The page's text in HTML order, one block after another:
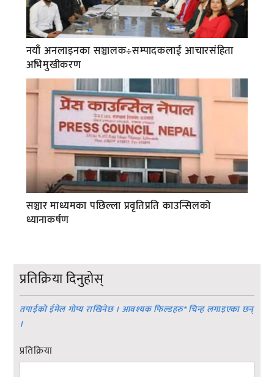
नयाँ अनलाइनका सञ्चालक÷सम्पादकलाई आचारसंहिता
अभिमुखीकरण
सञ्चार माध्यमका पछिल्ला प्रवृतिप्रति काउन्सिलको
ध्यानाकर्षण
प्रतिक्रिया दिनुहोस्
तपाईको ईमेल गोप्य राखिनेछ । आवश्यक फिल्डहरु*चिन्ह लगाइएका छन्
।
प्रतिक्रिया